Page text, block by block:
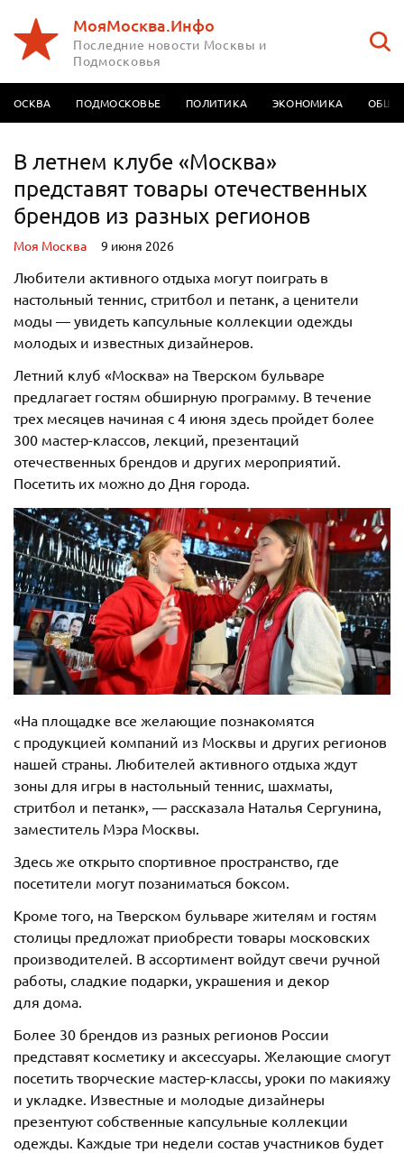
МояМосква.Инфо
Последние новости Москвы и
Подмосковья
МОСКВА ПОДМОСКОВЬЕ ПОЛИТИКА ЭКОНОМИКА
В летнем клубе «Москва»
представят товары отечественных
брендов из разных регионов
Моя Москва 9 июня 2026
Любители активного отдыха могут поиграть в
настольный теннис, стритбол и петанк, а ценители
моды — увидеть капсульные коллекции одежды
молодых и известных дизайнеров.
Летний клуб «Москва» на Тверском бульваре
предлагает гостям обширную программу. В течение
трех месяцев начиная с 4 июня здесь пройдет более
300 мастер-классов, лекций, презентаций
отечественных брендов и других мероприятий.
Посетить их можно до Дня города.
«На площадке все желающие познакомятся
с продукцией компаний из Москвы и других регионов
нашей страны. Любителей активного отдыха ждут
зоны для игры в настольный теннис, шахматы,
стритбол и петанк», — рассказала Наталья Сергунина,
заместитель Мэра Москвы.
Здесь же открыто спортивное пространство, где
посетители могут позаниматься боксом.
Кроме того, на Тверском бульваре жителям и гостям
столицы предложат приобрести товары московских
производителей. В ассортимент войдут свечи ручной
работы, сладкие подарки, украшения и декор
для дома.
Более 30 брендов из разных регионов России
представят косметику и аксессуары. Желающие смогут
посетить творческие мастер-классы, уроки по макияжу
и укладке. Известные и молодые дизайнеры
презентуют собственные капсульные коллекции
одежды. Каждые три недели состав участников будет